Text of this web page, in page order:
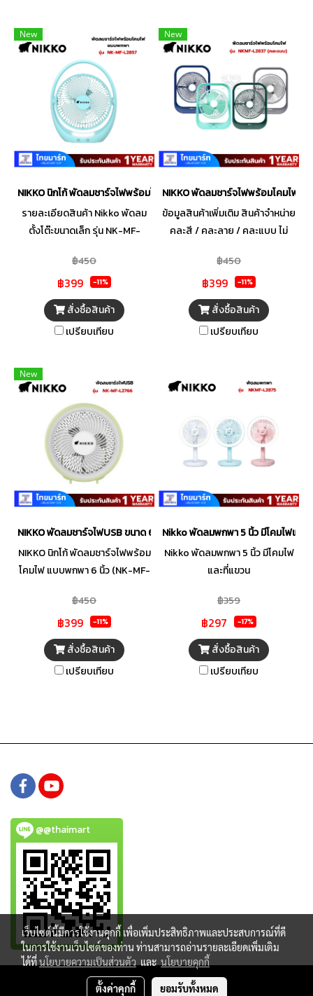
ทำงานเงียบ ไม่เกิดเสียงรบกวน
ขณะใช้งานาน
ทำงานเงียบ ไม่เกิดเสียงรบกวน
ขณะใช้งาน
New
NIKKO นิกโก้ พัดลมชาร์จไฟพร้อมโคมไฟ แบบพกพา 7 นิ้ว (NK-MF-L2857)
รายละเอียดสินค้า Nikko พัดลม
ตั้งโต๊ะขนาดเล็ก รุ่น NK-MF-
NK-MF-L2857B ขนาดสินค้า :
(กxยxส) 24.5x10x30.2 ซม. น้ำ
หนัก : 0.07 การรับประกัน : 1 ปี
รายละเอียดสินค้า 1. ขนาดใบพัด 7
นิ้ว 2. ลมแรง เสียงเบา สามารถ
พัดลมสามารถหมุนปรับระดับได้
180 องศา 4. ปรับความสว่างโคม
ไฟได้ 2 ระดับ 5. ขนาดกะทัดรัด จับ
ถนัดมือ ช่วยให้ง่ายต่อการพกพา
6. ใช้งานไร้สายได้ยาวนานกว่า 4
ชั่วโมง 7. ชาร์จไฟผ่าน USB
(สามารถชาร์จกับ POWER
BANK)
฿450
฿399 -11%
สั่งซื้อสินค้า
เปรียบเทียบ
New
NIKKO พัดลมชาร์จไฟพร้อมโคมไฟ
ข้อมูลสินค้าเพิ่มเติม สินค้าจำหน่าย
คละสี / คละลาย / คละแบบ ไม่
ต้องการได้ ทางบริษัทฯขอสงวน
สิทธิ์ในการเลือกสินค้ารายการดัง
กล่าวเพื่อความสะดวกในการจัด
ส่ง - ปรับระดับแรงลมได้ 3 ระดับ
- กระจายลมได้ไกลกว่า 3 เมตร -
กับ Power Bank ได้) - ขนาดกระ
การพกพา - กำลังไฟ 220 - 240
V / 50 - 60 Hz. - แบตเตอรี่ 3.7
V / 2,400 mAh Lithium - เวลา
ประกันสินค้า 1 ปี (สายชาร์จ USB
/ LED)
฿450
฿399 -11%
สั่งซื้อสินค้า
เปรียบเทียบ
New
NIKKO พัดลมชาร์จไฟUSB ขนาด 6 นิ้ว มีโคมไฟ แขวนได้ รุ่น NK-MF-
NIKKO นิกโก้ พัดลมชาร์จไฟพร้อม
โคมไฟ แบบพกพา 6 นิ้ว (NK-MF-
฿450
฿399 -11%
สั่งซื้อสินค้า
เปรียบเทียบ
Nikko พัดลมพกพา 5 นิ้ว มีโคมไฟและ
Nikko พัดลมพกพา 5 นิ้ว มีโคมไฟ
และที่แขวน
฿359
฿297 -17%
สั่งซื้อสินค้า
เปรียบเทียบ
@@thaimart
Copy right by www.thaimartonline.com
เว็บไซต์นี้มีการใช้งานคุกกี้ เพื่อเพิ่มประสิทธิภาพและประสบการณ์ที่ดี
ในการใช้งานเว็บไซต์ของท่าน ท่านสามารถอ่านรายละเอียดเพิ่มเติม
ได้ที่นโยบายความเป็นส่วนตัว และ นโยบายคุกกี้
ตั้งค่าคุกกี้ ยอมรับทั้งหมด